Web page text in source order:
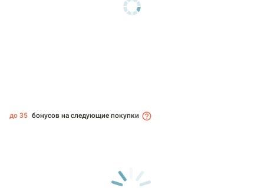
до 35 бонусов на следующие покупки